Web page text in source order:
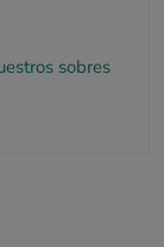
sobres